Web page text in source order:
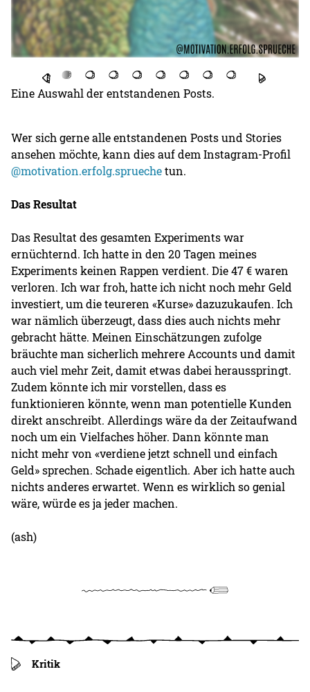
Eine Auswahl der entstandenen Posts.
Wer sich gerne alle entstandenen Posts und Stories
ansehen möchte, kann dies auf dem Instagram-Profil
@motivation.erfolg.spruechetun.
Das Resultat
Das Resultat des gesamten Experiments war
ernüchternd. Ich hatte in den 20 Tagen meines
Experiments keinen Rappen verdient. Die 47 € waren
verloren. Ich war froh, hatte ich nicht noch mehr Geld
investiert, um die teureren «Kurse» dazuzukaufen. Ich
war nämlich überzeugt, dass dies auch nichts mehr
gebracht hätte. Meinen Einschätzungen zufolge
bräuchte man sicherlich mehrere Accounts und damit
auch viel mehr Zeit, damit etwas dabei herausspringt.
Zudem könnte ich mir vorstellen, dass es
funktionieren könnte, wenn man potentielle Kunden
direkt anschreibt. Allerdings wäre da der Zeitaufwand
noch um ein Vielfaches höher. Dann könnte man
nicht mehr von «verdiene jetzt schnell und einfach
Geld» sprechen. Schade eigentlich. Aber ich hatte auch
nichts anderes erwartet. Wenn es wirklich so genial
wäre, würde es ja jeder machen.
(ash)
Kritik